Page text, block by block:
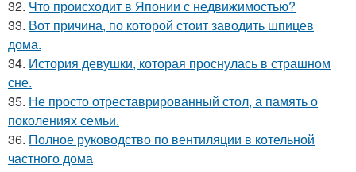
32. Что происходит в Японии с недвижимостью?
33. Вот причина, по которой стоит заводить шпицев
дома.
34. История девушки, которая проснулась в страшном
сне.
35. Не просто отреставрированный стол, а память о
поколениях семьи.
36. Полное руководство по вентиляции в котельной
частного дома